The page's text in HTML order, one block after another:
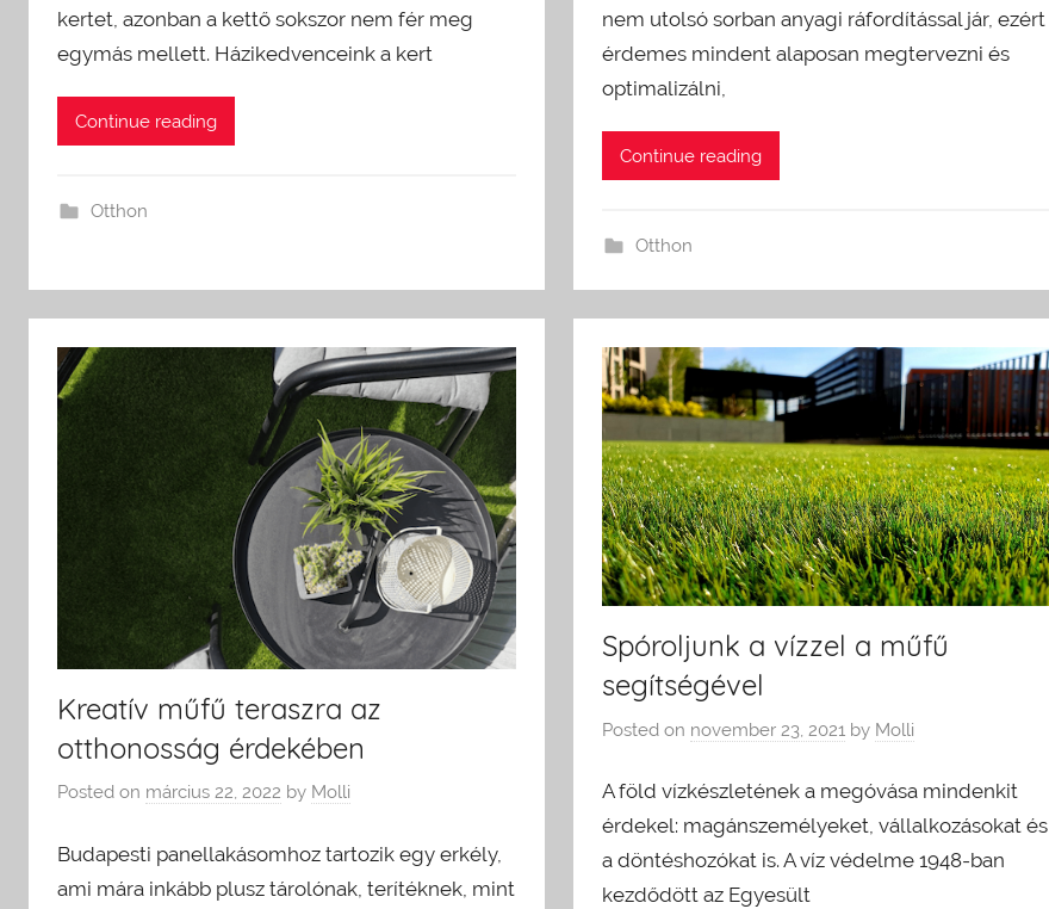
kertet, azonban a kettő sokszor nem fér meg
egymás mellett. Házikedvenceink a kert
Continue reading
Otthon
nem utolsó sorban anyagi ráfordítással jár, ezért
érdemes mindent alaposan megtervezni és
optimalizálni,
Continue reading
Otthon
Kreatív műfű teraszra az
otthonosság érdekében
Posted on március 22, 2022 by Molli
Budapesti panellakásomhoz tartozik egy erkély,
ami mára inkább plusz tárolónak, terítéknek, mint
Spóroljunk a vízzel a műfű
segítségével
Posted on november 23, 2021 by Molli
A föld vízkészletének a megóvása mindenkit
érdekel: magánszemélyeket, vállalkozásokat és
a döntéshozókat is. A víz védelme 1948-ban
kezdődött az Egyesült